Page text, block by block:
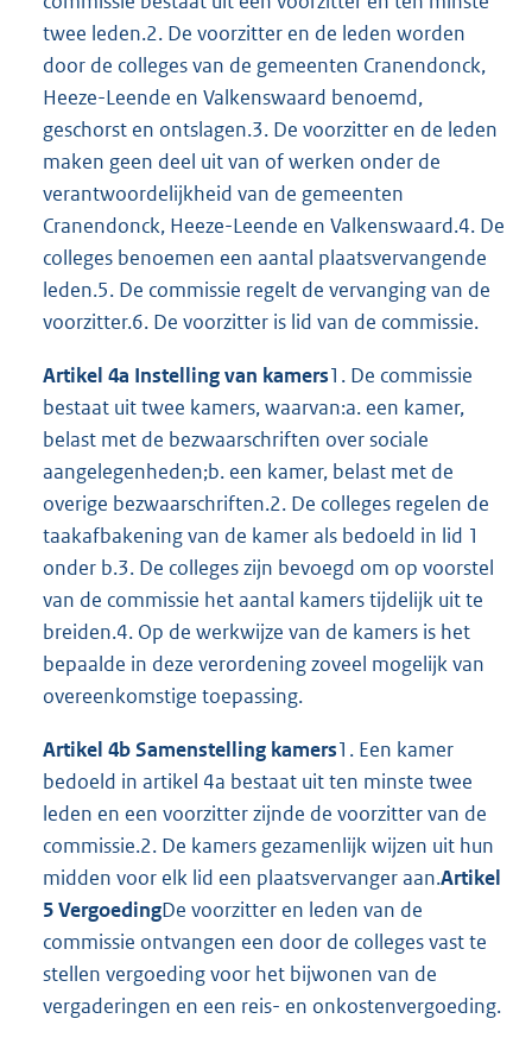
twee leden.2. De voorzitter en de leden worden
door de colleges van de gemeenten Cranendonck,
Heeze-Leende en Valkenswaard benoemd,
geschorst en ontslagen.3. De voorzitter en de leden
maken geen deel uit van of werken onder de
verantwoordelijkheid van de gemeenten
Cranendonck, Heeze-Leende en Valkenswaard.4. De
colleges benoemen een aantal plaatsvervangende
leden.5. De commissie regelt de vervanging van de
voorzitter.6. De voorzitter is lid van de commissie.
Artikel 4a Instelling van kamers1. De commissie
bestaat uit twee kamers, waarvan:a. een kamer,
belast met de bezwaarschriften over sociale
aangelegenheden;b. een kamer, belast met de
overige bezwaarschriften.2. De colleges regelen de
taakafbakening van de kamer als bedoeld in lid 1
onder b.3. De colleges zijn bevoegd om op voorstel
van de commissie het aantal kamers tijdelijk uit te
breiden.4. Op de werkwijze van de kamers is het
bepaalde in deze verordening zoveel mogelijk van
overeenkomstige toepassing.
Artikel 4b Samenstelling kamers1. Een kamer
bedoeld in artikel 4a bestaat uit ten minste twee
leden en een voorzitter zijnde de voorzitter van de
commissie.2. De kamers gezamenlijk wijzen uit hun
midden voor elk lid een plaatsvervanger aan.Artikel
5 VergoedingDe voorzitter en leden van de
commissie ontvangen een door de colleges vast te
stellen vergoeding voor het bijwonen van de
vergaderingen en een reis- en onkostenvergoeding.